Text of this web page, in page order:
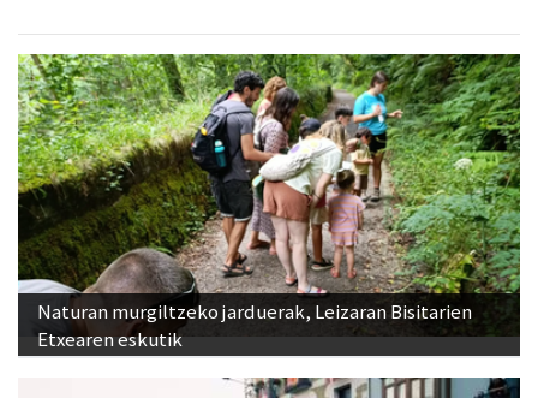
Naturan murgiltzeko jarduerak, Leizaran Bisitarien
Etxearen eskutik